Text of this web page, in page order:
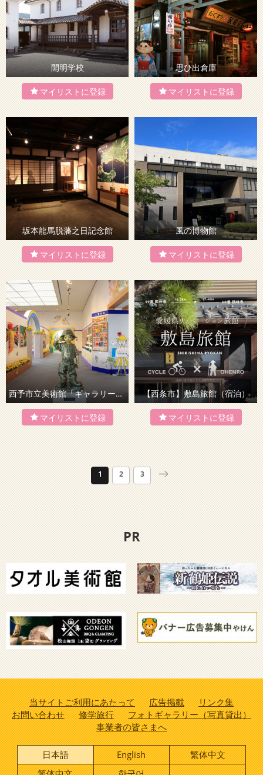
開明学校 思ひ出倉庫
坂本龍馬脱藩之日記念館 風の博物館
西予市立美術館「ギャラリーしろかわ」 【西条市】敷島旅館（宿泊）
1 2 3
PR
当サイトご利用にあたって 広告掲載
リンク集
お問い合わせ
修学旅行
フォトギャラリー（写真貸出）
事業者の皆さまへ
日本語 English
繁体中文